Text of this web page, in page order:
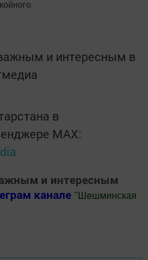
и интересным в
в
MАХ:
и интересным
канале " Шешминская